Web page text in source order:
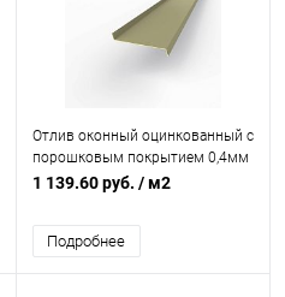
Отлив оконный оцинкованный c
порошковым покрытием 0,4мм
RAL 7034
1 139.60 руб. / м2
Подробнее